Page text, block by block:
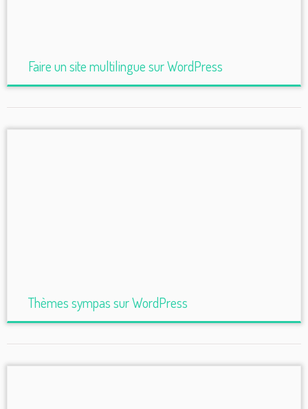
Faire un site multilingue sur WordPress
Thèmes sympas sur WordPress